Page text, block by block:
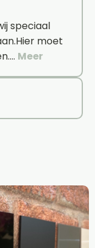
speciaal
moet
Meer